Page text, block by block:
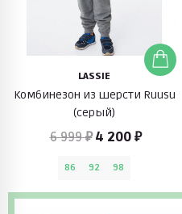
LASSIE
Комбинезон из шерсти Ruusu
(серый)
6 999 ₽ 4 200 ₽
86 92 98